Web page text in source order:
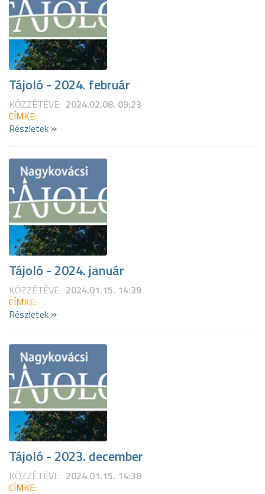
Tájoló - 2024. február
KÖZZÉTÉVE: 2024.02.08. 09:23
CÍMKE:
Részletek »
Tájoló - 2024. január
KÖZZÉTÉVE: 2024.01.15. 14:39
CÍMKE:
Részletek »
Tájoló - 2023. december
KÖZZÉTÉVE: 2024.01.15. 14:38
CÍMKE: